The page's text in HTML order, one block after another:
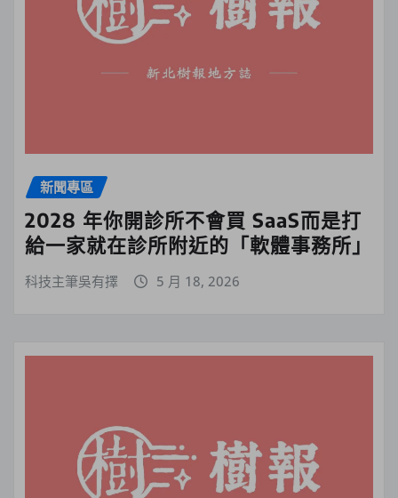
新聞專區
2028 年你開診所不會買 SaaS而是打
給一家就在診所附近的「軟體事務所」
科技主筆吳有擇 5 月 18, 2026